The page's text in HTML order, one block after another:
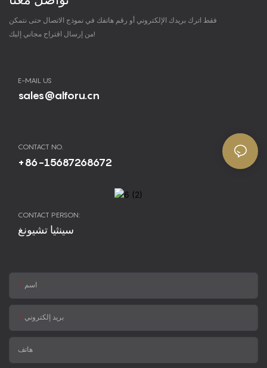
فقط اترك بريدك الإلكتروني أو رقم هاتفك في نموذج الاتصال حتى نتمكن
من إرسال اقتراح مجاني إليك!
E-MAIL US
sales@alforu.cn
CONTACT NO.
+86-15687268672
CONTACT PERSON:
سينثيا تشيونغ
اسم
بريد إلكتروني
هاتف